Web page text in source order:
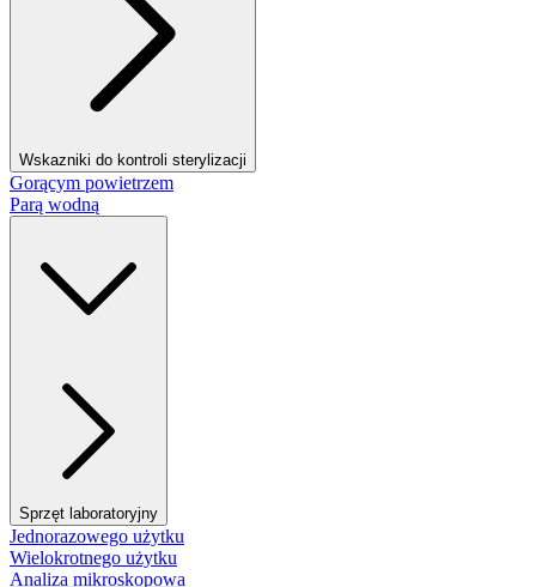
Wskazniki do kontroli sterylizacji
Gorącym powietrzem
Parą wodną
Sprzęt laboratoryjny
Jednorazowego użytku
Wielokrotnego użytku
Analiza mikroskopowa